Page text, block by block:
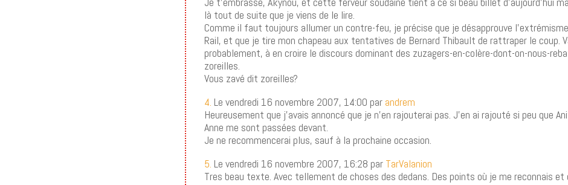
là tout de suite que je viens de le lire.
Comme il faut toujours allumer un contre-feu, je précise que je désapprouve
Rail, et que je tire mon chapeau aux tentatives de Bernard Thibault de rattraper le coup.
probablement, à en croire le discours dominant des zuzagers-en-colère-dont-on-nous-
zoreilles.
Vous zavé dit zoreilles?
4. Le vendredi 16 novembre 2007, 14:00 par andrem
Heureusement que j’avais annoncé que je n’en rajouterai pas. J’en ai rajouté si peu que
Anne me sont passées devant.
Je ne recommencerai plus, sauf à la prochaine occasion.
5. Le vendredi 16 novembre 2007, 16:28 par TarValanion
Tres beau texte. Avec tellement de choses des dedans. Des points où je me reconnais et